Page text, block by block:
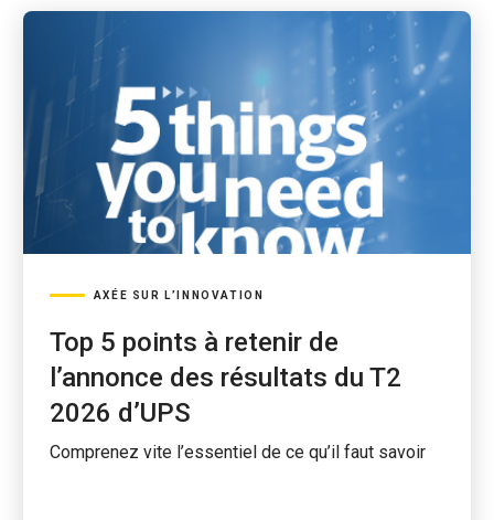
AXÉE SUR L’INNOVATION
Top 5 points à retenir de
l’annonce des résultats du T2
2026 d’UPS
Comprenez vite l’essentiel de ce qu’il faut savoir